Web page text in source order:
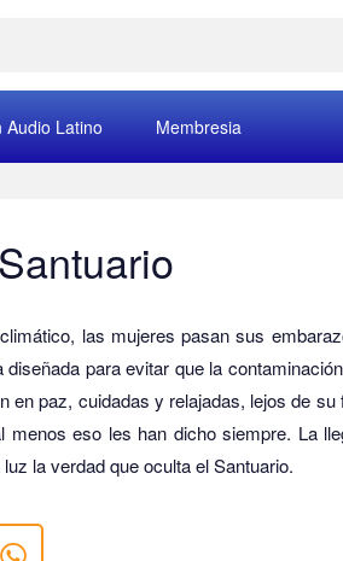
Audio Latino Membresia
Santuario
las mujeres pasan sus
para evitar que la
en paz, cuidadas y relajadas, lejos de su
eso les han dicho siempre. La
la verdad que oculta el Santuario.